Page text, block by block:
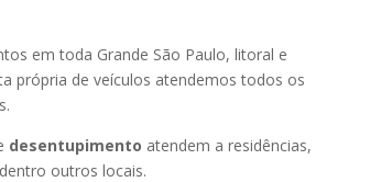
em toda Grande São Paulo, litoral e
própria de veículos atendemos todos os
desentupimento atendem a residências,
outros locais.